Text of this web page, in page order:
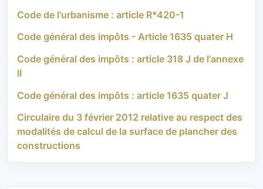
Code de l'urbanisme : article R*420-1
Code général des impôts - Article 1635 quater H
Code général des impôts : article 318 J de l'annexe
II
Code général des impôts : article 1635 quater J
Circulaire du 3 février 2012 relative au respect des
modalités de calcul de la surface de plancher des
constructions